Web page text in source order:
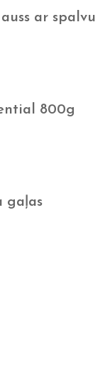
ar spalvu
800g
gaļas